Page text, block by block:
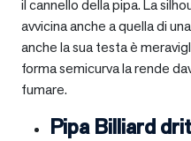
il cannello della pipa. La
avvicina anche a quella di
anche la sua testa è
forma semicurva la rende
fumare.
Pipa Billiard